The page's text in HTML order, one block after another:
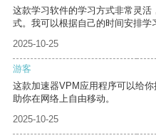
这款学习软件的学习方式非常灵
式。我可以根据自己的时间安排学
2025-10-25
游客
这款加速器VPM应用程序可以给
助你在网络上自由移动。
2025-10-25